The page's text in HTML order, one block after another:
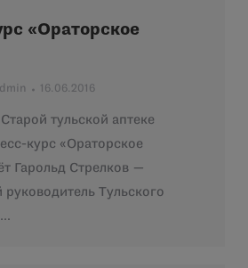
«Ораторское
16.06.2016
тульской аптеке
курс «Ораторское
Гарольд Стрелков —
Тульского